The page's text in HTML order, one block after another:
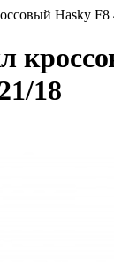
Hasky F8
18